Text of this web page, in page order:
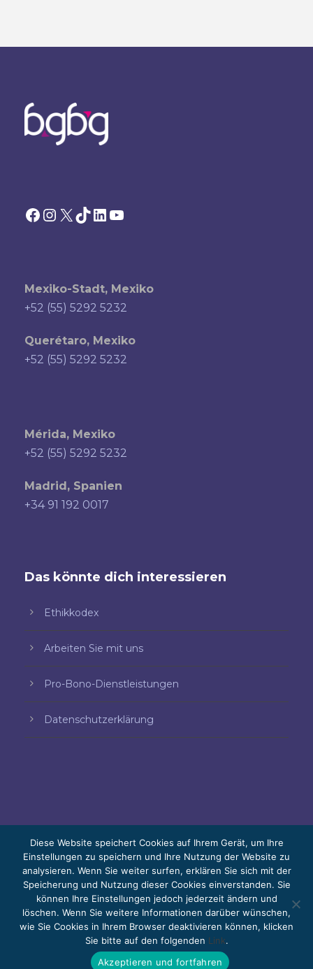
Facebook Instagram X TikTok LinkedIn YouTube
Mexiko-Stadt, Mexiko
+52 (55) 5292 5232
Querétaro, Mexiko
+52 (55) 5292 5232
Mérida, Mexiko
+52 (55) 5292 5232
Madrid, Spanien
+34 91 192 0017
Das könnte dich interessieren
Ethikkodex
Arbeiten Sie mit uns
Pro-Bono-Dienstleistungen
Datenschutzerklärung
© 2026 Bello, Gallardo, Bonequi y García,
S.C.
Der Inhalt wurde automatisch übersetzt. Die
Genauigkeit kann je nach Sprache variieren.
Pro-bono
Arbeiten Sie mit uns
Diese Website speichert Cookies auf Ihrem Gerät, um Ihre
Einstellungen zu speichern und Ihre Nutzung der Website zu
analysieren. Wenn Sie weiter surfen, erklären Sie sich mit der
Speicherung und Nutzung dieser Cookies einverstanden. Sie
können Ihre Einstellungen jedoch jederzeit ändern und
löschen. Wenn Sie weitere Informationen darüber wünschen,
wie Sie Cookies in Ihrem Browser deaktivieren können, klicken
Sie bitte auf den folgenden Link.
Akzeptieren und fortfahren